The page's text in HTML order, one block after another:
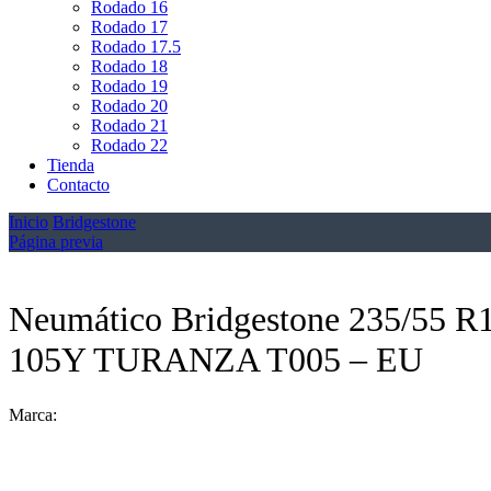
Rodado 16
Rodado 17
Rodado 17.5
Rodado 18
Rodado 19
Rodado 20
Rodado 21
Rodado 22
Tienda
Contacto
Inicio Bridgestone
Página previa
Neumático Bridgestone 235/55
105Y TURANZA T005 – EU
Marca: